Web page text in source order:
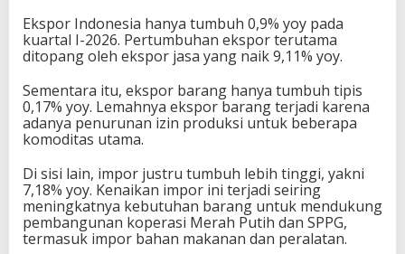
Ekspor Indonesia hanya tumbuh 0,9% yoy pada
kuartal I-2026. Pertumbuhan ekspor terutama
ditopang oleh ekspor jasa yang naik 9,11% yoy.
Sementara itu, ekspor barang hanya tumbuh tipis
0,17% yoy. Lemahnya ekspor barang terjadi karena
adanya penurunan izin produksi untuk beberapa
komoditas utama.
Di sisi lain, impor justru tumbuh lebih tinggi, yakni
7,18% yoy. Kenaikan impor ini terjadi seiring
meningkatnya kebutuhan barang untuk mendukung
pembangunan koperasi Merah Putih dan SPPG,
termasuk impor bahan makanan dan peralatan.